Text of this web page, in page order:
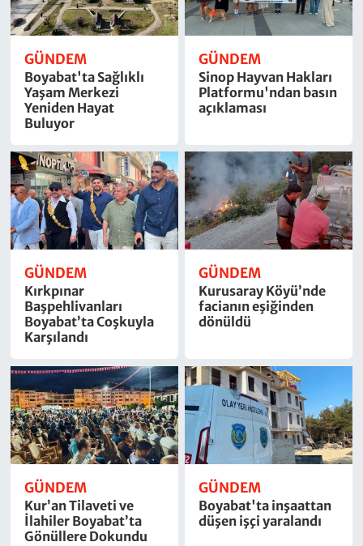
GÜNDEM
Boyabat'ta Sağlıklı
Yaşam Merkezi
Yeniden Hayat
Buluyor
GÜNDEM
Sinop Hayvan Hakları
Platformu'ndan basın
açıklaması
GÜNDEM
Kırkpınar
Başpehlivanları
Boyabat’ta Coşkuyla
Karşılandı
GÜNDEM
Kurusaray Köyü’nde
facianın eşiğinden
dönüldü
GÜNDEM
Kur’an Tilaveti ve
İlahiler Boyabat’ta
Gönüllere Dokundu
GÜNDEM
Boyabat'ta inşaattan
düşen işçi yaralandı